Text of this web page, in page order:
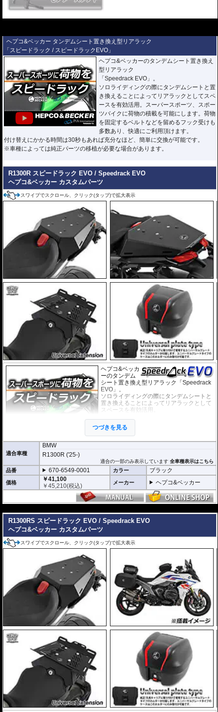
ヘプコ&ベッカー タンデムシート置き換え型リアラック
「スピードラック / スピードラックEVO」
ヘプコ&ベッカーのタンデムシート置き換え
型リアラック
「Speedrack EVO」。
ソロライディングの際にタンデムシートと置
き換えることによってリアラックとしてスペ
ースを有効活用。スーパースポーツ、スポー
ツバイクに荷物の積載を可能にします。荷物
を固定するベルトなどを留めるフック受けも
多数あり、快適にご利用頂けます。
付け替えにかかる時間は30秒もあれば充分なほど、簡単に交換が可能です。
※車種によっては純正パーツの移植が必要な場合があります。
R1300R スピードラック EVO / Speedrack EVO
ヘプコ&ベッカー カスタムパーツ
スワイプでスクロール、クリック(タップ)で拡大表示
ヘプコ&ベッカ
ーのタンデム
シート置き換え型リアラック「Speedrack
EVO」。
ソロライディングの際にタンデムシートと
置き換えることによってリアラックとして
スペースを有効活用。
の積載を可能にします。
荷物を固定するベルトなどを留める為のフ
ック受けも多数あり、街乗りからツーリン
グまで、快適にご利用頂けます。
分なほど、簡単に交換が可能です。
オプションで下記を装着可能。荷物の積載
が容易になります。
大きなバッグを安定して積載可能にする
niversal Extension(拡張プレート)
ー Journey ユニバーサルプレートタイプが搭載可能
マルチベーシック / MultiBASIC for Speedrack / スピードラック EVO
すれば、ヘプコ&ベッカー タンク / リアバッグ 「Street」 / 「ROYSTER」が
搭載可能
※Speedrack EVOの標準推奨耐荷重は7.5kgです。但し、モデルによっては異
なる場合があります。この場合はマニュアルに記載がございますので、必ずご
確認下さい。
つづきを見る
適合車種
BMW
R1300R ('25-)
適合の一部のみ表示しています全車種表示はこちら
品番 670-6549-0001 カラー ブラック
価格
￥41,100
￥45,210(税込) メーカー ヘプコ&ベッカー
R1300RS スピードラック EVO / Speedrack EVO
ヘプコ&ベッカー カスタムパーツ
スワイプでスクロール、クリック(タップ)で拡大表示